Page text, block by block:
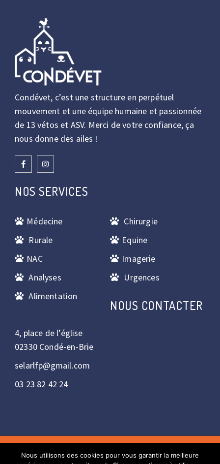
Condévet, c’est une structure en perpétuel
mouvement et une équipe humaine et passionnée
de 13 vétos et ASV. Merci de votre confiance, ça
nous donne des ailes !
NOS SERVICES
Médecine
Chirurgie
Rurale
Equine
NAC
Imagerie
Analyses
Urgences
Alimentation
NOUS CONTACTER
4, place de l’église
02330 Condé-en-Brie
selarlfp@gmail.com
03 23 82 42 24
Copyright © 2022 - Réalisation : Bulles2com. Tous droits
Nous utilisons des cookies pour vous garantir la meilleure